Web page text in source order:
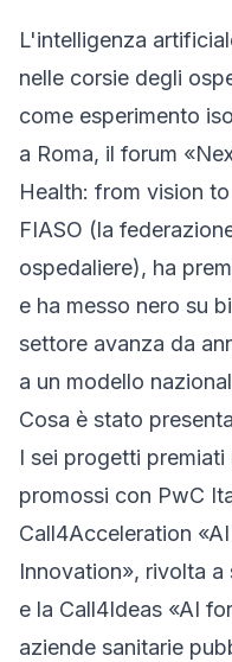
L'intelligenza
nelle corsie degli
come esperimento
a Roma, il forum
Health: from vision
FIASO (la
ospedaliere), ha
e ha messo nero su
settore avanza da
a un modello
Cosa è stato
I sei progetti
promossi con PwC
Call4Acceleration
Innovation», rivolta
e la Call4Ideas «AI
aziende sanitarie